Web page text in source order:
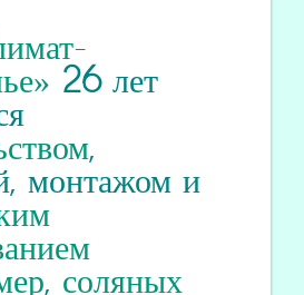
26лет
,
монтажом и
, соляных